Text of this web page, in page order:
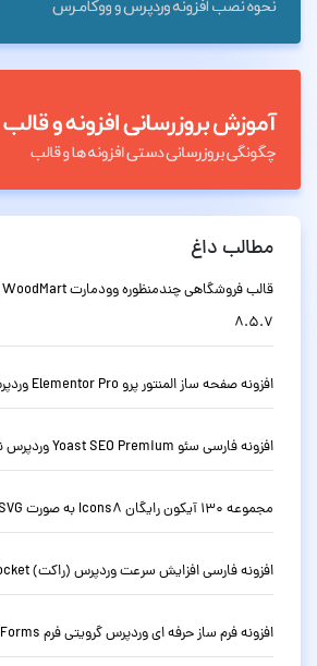
مطالب داغ
8.5.7
افزونه صفحه ساز المنتور پرو Elementor Pro وردپرس نسخه 4.2.1
افزونه فارسی سئو Yoast SEO Premium وردپرس نسخه حرفه ای 28.1
مجموعه 130 آیکون رایگان Icons8 به صورت SVG
افزونه فارسی افزایش سرعت وردپرس (راکت) WP Rocket نسخه 3.23.1
افزونه فرم ساز حرفه ای وردپرس گرویتی فرم Gravity Forms نسخه 3.0.0